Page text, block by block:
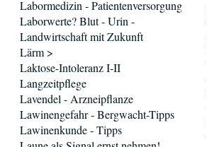
Labormedizin - Patientenversorgung
Laborwerte? Blut - Urin -
Landwirtschaft mit Zukunft
Lärm >
Laktose-Intoleranz I-II
Langzeitpflege
Lavendel - Arzneipflanze
Lawinengefahr - Bergwacht-Tipps
Lawinenkunde - Tipps